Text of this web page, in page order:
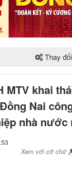
Thay
MTV khai
Nai
nhà nước
Xem với cỡ chữ